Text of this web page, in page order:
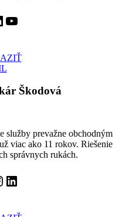
YouTube
Škodová
služby prevažne obchodným
viac ako 11 rokov. Riešenie
správnych rukách.
LinkedIn